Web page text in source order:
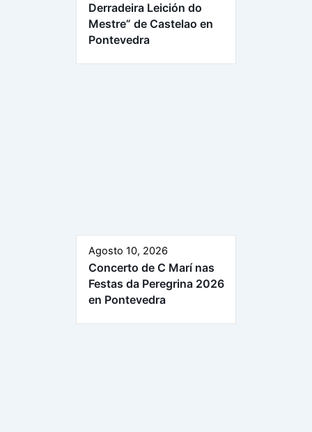
Derradeira Leición do
Mestre” de Castelao en
Pontevedra
Agosto 10, 2026
Concerto de C Marí nas
Festas da Peregrina 2026
en Pontevedra